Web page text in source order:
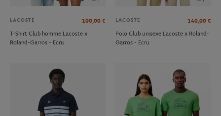
LACOSTE 100,00 €
T-Shirt Club homme Lacoste x
Roland-Garros - Ecru
LACOSTE 140,00 €
Polo Club unisexe Lacoste x Roland-
Garros - Ecru